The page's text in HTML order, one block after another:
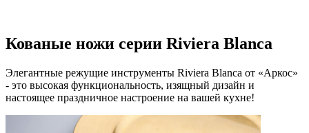
Кованые ножи серии Riviera Blanca
Элегантные режущие инструменты Riviera Blanca от «Аркос»
- это высокая функциональность, изящный дизайн и
настоящее праздничное настроение на вашей кухне!